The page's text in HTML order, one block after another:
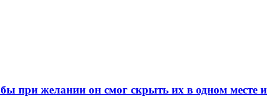
при желании он смог скрыть их в одном месте и